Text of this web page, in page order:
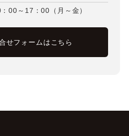
：00～17：00（月～金）
せフォームはこちら